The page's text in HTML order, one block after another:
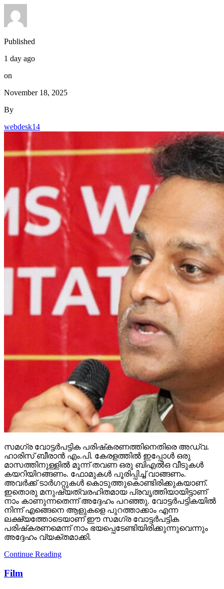
Published
1 day ago
on
November 18, 2025
By
webdesk14
സമഗ്ര വോട്ടര്‍പട്ടിക പരിഷ്‌കരണത്തിനെതിരെ അഡ്വ.
ഹാരിസ് ബീരാന്‍ എം.പി. കേരളത്തില്‍ ഇപ്പോള്‍ ഒരു
മാസത്തിനുള്ളില്‍ മൂന്ന് തവണ ഒരു ബിഎല്‍ഒ വീടുകള്‍
കയറിയിറങ്ങണം. ഫോമുകള്‍ പൂരിപ്പിച്ച് വാങ്ങണം.
അവര്‍ക്ക് ടാര്‍ഗറ്റുകള്‍ കൊടുത്തുകൊണ്ടിരിക്കുകയാണ്.
ഇതൊരു മനുഷ്യത്വരഹിതമായ പ്രവൃത്തിയായിട്ടാണ്
നാം കാണുന്നതെന്ന് അദ്ദേഹം പറഞ്ഞു. വോട്ടര്‍പട്ടികയില്‍
നിന്ന് എങ്ങെനെ ആളുകളെ പുറത്താക്കാം എന്ന
ലക്ഷ്യത്തോടെയാണ് ഈ സമഗ്ര വോട്ടര്‍പട്ടിക
പരിഷ്‌കരണമെന്ന് നാം ഭയപ്പെടേണ്ടിയിരിക്കുന്നുവെന്നും
അദ്ദേഹം വ്യക്തമാക്കി.
Continue Reading
Film